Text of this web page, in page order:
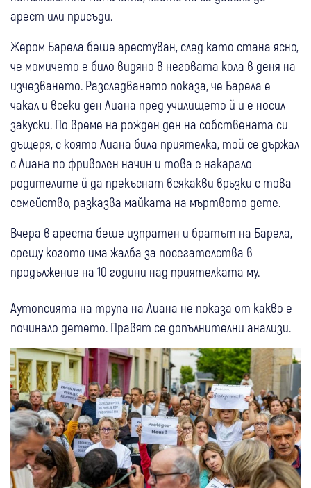
арест или присъди.
Жером Барела беше арестуван, след като стана ясно,
че момичето е било видяно в неговата кола в деня на
изчезването. Разследването показа, че Барела е
чакал и всеки ден Лиана пред училището й и е носил
закуски. По време на рожден ден на собствената си
дъщеря, с която Лиана била приятелка, той се държал
с Лиана по фриволен начин и това е накарало
родителите й да прекъснат всякакви връзки с това
семейство, разказва майката на мъртвото дете.
Вчера в ареста беше изпратен и братът на Барела,
срещу когото има жалба за посегателства в
продължение на 10 години над приятелката му.
Аутопсията на трупа на Лиана не показа от какво е
починало детето. Правят се допълнителни анализи.